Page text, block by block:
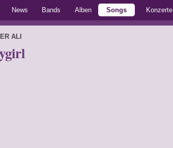
News Bands Alben Songs Konzerte
ALI